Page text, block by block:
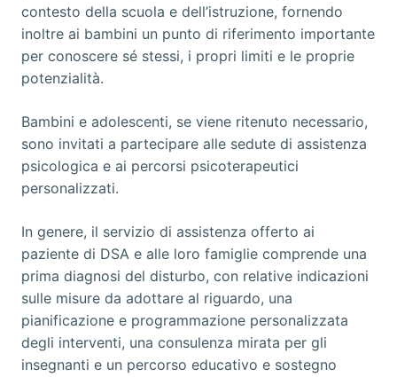
contesto della scuola e dell’istruzione, fornendo
inoltre ai bambini un punto di riferimento importante
per conoscere sé stessi, i propri limiti e le proprie
potenzialità.
Bambini e adolescenti, se viene ritenuto necessario,
sono invitati a partecipare alle sedute di assistenza
psicologica e ai percorsi psicoterapeutici
personalizzati.
In genere, il servizio di assistenza offerto ai
paziente di DSA e alle loro famiglie comprende una
prima diagnosi del disturbo, con relative indicazioni
sulle misure da adottare al riguardo, una
pianificazione e programmazione personalizzata
degli interventi, una consulenza mirata per gli
insegnanti e un percorso educativo e sostegno